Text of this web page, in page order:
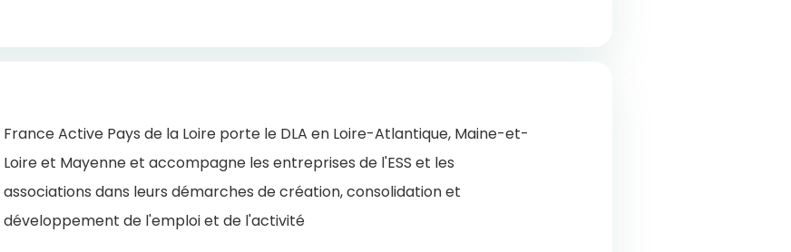
France Active Pays de la Loire porte le DLA en Loire-Atlantique, Maine-et-
Loire et Mayenne et accompagne les entreprises de l'ESS et les
associations dans leurs démarches de création, consolidation et
développement de l'emploi et de l'activité